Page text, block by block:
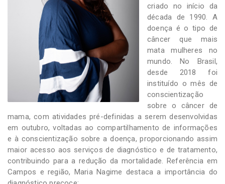
criado no início da
década de 1990. A
doença é o tipo de
câncer que mais
mata mulheres no
mundo. No Brasil,
desde 2018 foi
instituído o mês de
conscientização
sobre o câncer de
mama, com atividades pré-definidas a serem desenvolvidas
em outubro, voltadas ao compartilhamento de informações
e à conscientização sobre a doença, proporcionando assim
maior acesso aos serviços de diagnóstico e de tratamento,
contribuindo para a redução da mortalidade. Referência em
Campos e região, Maria Nagime destaca a importância do